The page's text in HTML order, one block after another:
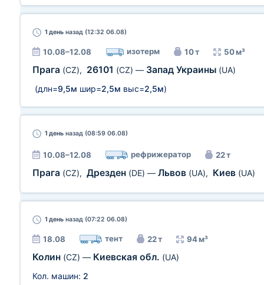
1 день назад (12:32 06.08)
10.08–12.08 изотерм 10 т 50 м³
Прага (CZ), 26101 (CZ) — Запад Украины (UA)
(длн=9,5м шир=2,5м выс=2,5м)
1 день назад (08:59 06.08)
10.08–12.08 рефрижератор 22 т
Прага (CZ), Дрезден (DE) — Львов (UA), Киев (UA)
1 день назад (07:22 06.08)
18.08 тент 22 т 94 м³
Колин (CZ) — Киевская обл. (UA)
Кол. машин: 2